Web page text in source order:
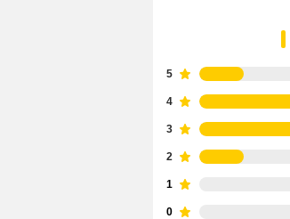
5
4
3
2
1
0